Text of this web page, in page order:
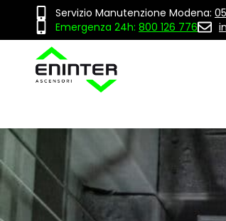
Servizio Manutenzione Modena:
Emergenza 24h: 800 126 776